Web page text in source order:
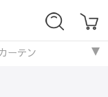
ーテン
スカーテン